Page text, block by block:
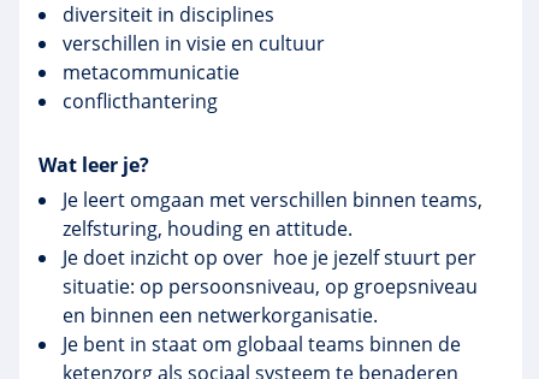
diversiteit in disciplines
verschillen in visie en cultuur
metacommunicatie
conflicthantering
Wat leer je?
Je leert omgaan met verschillen binnen teams,
zelfsturing, houding en attitude.
Je doet inzicht op over hoe je jezelf stuurt per
situatie: op persoonsniveau, op groepsniveau
en binnen een netwerkorganisatie.
Je bent in staat om globaal teams binnen de
ketenzorg als sociaal systeem te benaderen